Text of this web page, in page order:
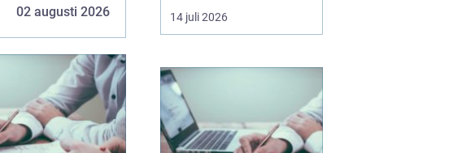
02 augusti 2026
det första som möter
både boende,
besökare. Genom
professionell
trappstädning i
Stockholm får
fastigheten ...
14 juli 2026